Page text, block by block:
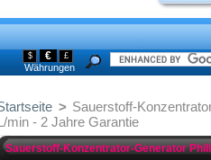
$ € £
Währungen
> Sauerstoff-
min - 2 Jahre Garantie
Sauerstoff-Konzentrator-Generator